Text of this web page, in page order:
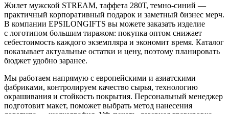
Жилет мужской STREAM, таффета 280Т, темно-синий —
практичный корпоративный подарок и заметный бизнес мерч.
В компании EPSILONGIFTS вы можете заказать изделие
с логотипом большим тиражом: покупка оптом снижает
себестоимость каждого экземпляра и экономит время. Каталог
показывает актуальные остатки и цену, поэтому планировать
бюджет удобно заранее.
Мы работаем напрямую с европейскими и азиатскими
фабриками, контролируем качество сырья, технологию
окрашивания и стойкость покрытия. Персональный менеджер
подготовит макет, поможет выбрать метод нанесения